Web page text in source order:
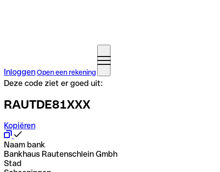
InloggenOpen een rekening
Deze code ziet er goed uit:
RAUTDE81XXX
Kopiëren
Naam bank
Bankhaus Rautenschlein Gmbh
Stad